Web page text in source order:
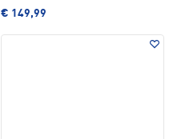
€ 149,99